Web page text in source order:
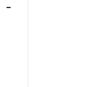
-